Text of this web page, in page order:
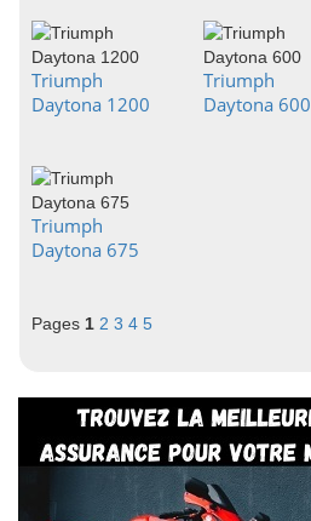
Triumph
Daytona 1200
Triumph
Daytona 600
Triumph
Daytona 675
Pages 1 2 3 4 5